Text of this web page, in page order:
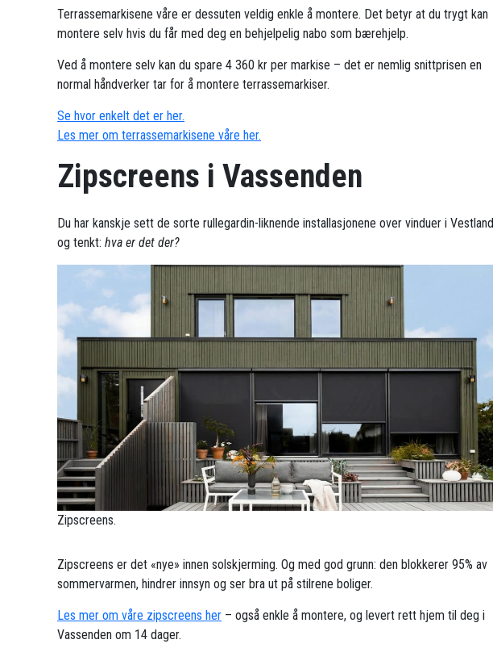
Terrassemarkisene våre er dessuten veldig enkle å montere. Det betyr at du trygt kan
montere selv hvis du får med deg en behjelpelig nabo som bærehjelp.
Ved å montere selv kan du spare 4 360 kr per markise – det er nemlig snittprisen en
normal håndverker tar for å montere terrassemarkiser.
Se hvor enkelt det er her.
Les mer om terrassemarkisene våre her.
Zipscreens i Vassenden
Du har kanskje sett de sorte rullegardin-liknende installasjonene over vinduer i Vestland
og tenkt: hva er det der?
Zipscreens.
Zipscreens er det «nye» innen solskjerming. Og med god grunn: den blokkerer 95% av
sommervarmen, hindrer innsyn og ser bra ut på stilrene boliger.
Les mer om våre zipscreens her – også enkle å montere, og levert rett hjem til deg i
Vassenden om 14 dager.